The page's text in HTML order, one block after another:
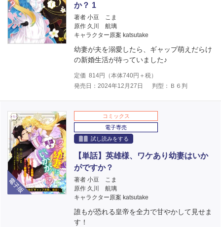
か？ 1
著者 小豆 こま
原作 久川 航璃
キャラクター原案 katsutake
幼妻が夫を溺愛したら、ギャップ萌えだらけ
の新婚生活が待っていました♪
定価 814円（本体740円＋税）
発売日：2024年12月27日
判型：Ｂ６判
電子版
コミックス
電子専売
試し読みをする
【単話】英雄様、ワケあり幼妻はいか
がですか？
著者 小豆 こま
原作 久川 航璃
キャラクター原案 katsutake
誰もが恐れる皇帝を全力で甘やかして見せま
す！